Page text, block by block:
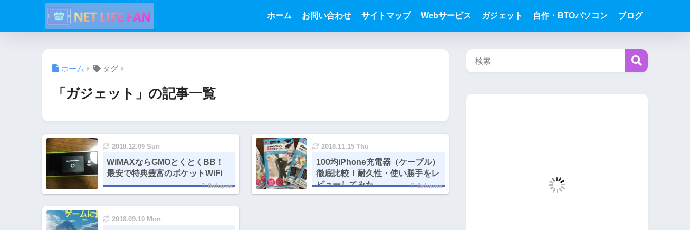
ホーム お問い合わせ サイトマップ Webサービス ガジェット 自作・BTOパソコン ブログ
ホーム タグ
「ガジェット」の記事一覧
2018.12.09 Sun
WiMAXならGMOとくとくBB！
最安で特典豊富のポケットWiFi
0shares
2018.11.15 Thu
100均iPhone充電器（ケーブル）
徹底比較！耐久性・使い勝手をレ
ビューしてみた
0shares
2018.09.10 Mon